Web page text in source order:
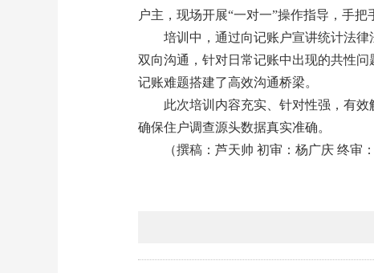
户主，现场开展“一对一”操作指导，手
培训中，通过向记账户宣讲统计法
双向沟通，针对日常记账中出现的共性
记账难题搭建了高效沟通桥梁。
此次培训内容充实、针对性强，有
确保住户调查源头数据真实准确。
（撰稿：芦天帅 初审：杨广庆 终审